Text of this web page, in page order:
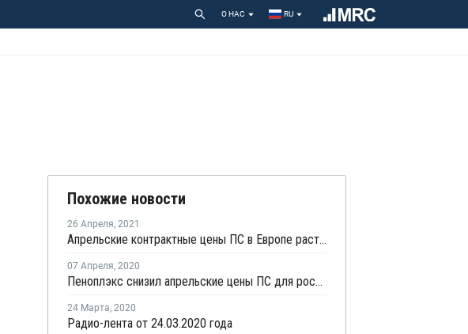
О НАС RU
Похожие новости
26 Апреля, 2021
Апрельские контрактные цены ПС в Европе растут уже шестой месяц подряд
07 Апреля, 2020
Пеноплэкс снизил апрельские цены ПС для российского рынка
24 Марта, 2020
Радио-лента от 24.03.2020 года